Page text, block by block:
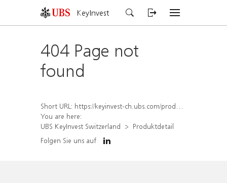
KeyInvest
404 Page not
found
Short URL: https://keyinvest-ch.ubs.com/produkt/detail/index/isin/CH1569456614
You are here:
UBS KeyInvest Switzerland
Produktdetail
Folgen Sie uns auf